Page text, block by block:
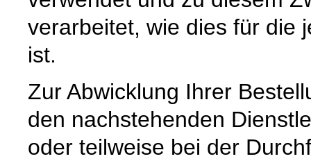
verarbeitet, wie dies für die
ist.
Zur Abwicklung Ihrer
den nachstehenden
oder teilweise bei der